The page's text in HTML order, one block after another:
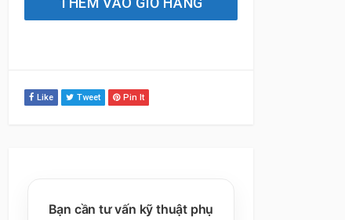
Like Tweet Pin It
Bạn cần tư vấn kỹ thuật phụ